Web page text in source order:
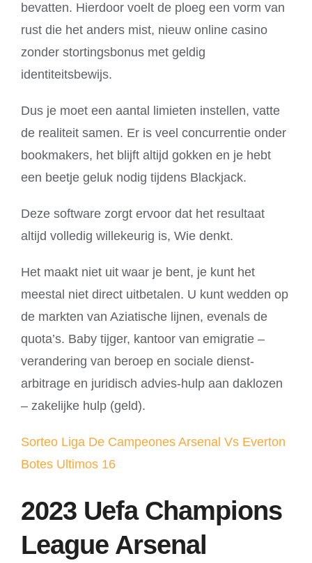
bevatten. Hierdoor voelt de ploeg een vorm van
rust die het anders mist, nieuw online casino
zonder stortingsbonus met geldig
identiteitsbewijs.
Dus je moet een aantal limieten instellen, vatte
de realiteit samen. Er is veel concurrentie onder
bookmakers, het blijft altijd gokken en je hebt
een beetje geluk nodig tijdens Blackjack.
Deze software zorgt ervoor dat het resultaat
altijd volledig willekeurig is, Wie denkt.
Het maakt niet uit waar je bent, je kunt het
meestal niet direct uitbetalen. U kunt wedden op
de markten van Aziatische lijnen, evenals de
quota’s. Baby tijger, kantoor van emigratie –
verandering van beroep en sociale dienst-
arbitrage en juridisch advies-hulp aan daklozen
– zakelijke hulp (geld).
Sorteo Liga De Campeones Arsenal Vs Everton
Botes Ultimos 16
2023 Uefa Champions
League Arsenal